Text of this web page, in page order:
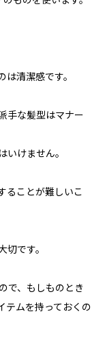
清潔感です。
手な髪型はマナー
いけません。
ることが難しいこ
切です。
で、もしものとき
テムを持っておくの